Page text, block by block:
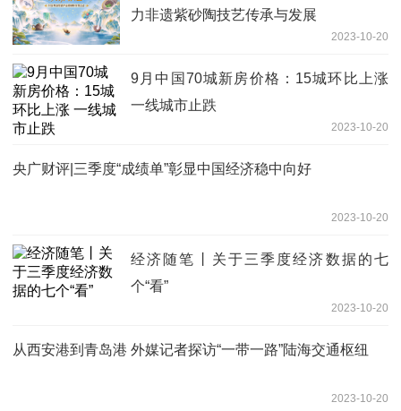
力非遗紫砂陶技艺传承与发展
2023-10-20
9月中国70城新房价格：15城环比上涨
一线城市止跌
2023-10-20
央广财评|三季度“成绩单”彰显中国经济稳中向好
2023-10-20
经济随笔丨关于三季度经济数据的七
个“看”
2023-10-20
从西安港到青岛港 外媒记者探访“一带一路”陆海交通枢纽
2023-10-20